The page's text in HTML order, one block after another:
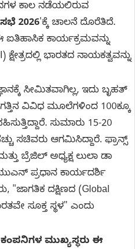
ಕಾಲ ನಡೆಯಲಿರುವ
2026'ಕ್ಕೆ ಚಾಲನೆ ದೊರೆತಿದೆ.
ಕಾರ್ಯಕ್ರಮವನ್ನು
ಕ್ಷೇತ್ರದಲ್ಲಿ ಭಾರತದ ನಾಯಕತ್ವವನ್ನು
ಸೀಮಿತವಾಗಿಲ್ಲ, ಇದು ಬೃಹತ್
ವಿವಿಧ ಮೂಲೆಗಳಿಂದ 100ಕ್ಕೂ
ಸುಮಾರು 15-20
ಸಚಿವರು ಆಗಮಿಸಿದ್ದಾರೆ. ಫ್ರಾನ್ಸ್
ಬ್ರೆಜಿಲ್ ಅಧ್ಯಕ್ಷ ಲುಲಾ ಡಾ
ಯುಎನ್ ಪ್ರಧಾನ ಕಾರ್ಯದರ್ಶಿ
"ಜಾಗತಿಕ ದಕ್ಷಿಣದ (Global
ಸೂಕ್ತ ಸ್ಥಳ" ಎಂದು
ಮುಖ್ಯಸ್ಥರು ಈ